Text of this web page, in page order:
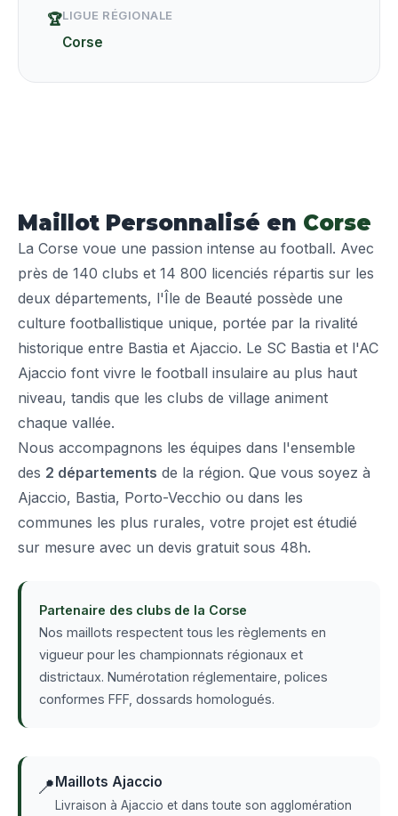
🏆LIGUE RÉGIONALE
Corse
Maillot Personnalisé en Corse
La Corse voue une passion intense au football. Avec
près de 140 clubs et 14 800 licenciés répartis sur les
deux départements, l'Île de Beauté possède une
culture footballistique unique, portée par la rivalité
historique entre Bastia et Ajaccio. Le SC Bastia et l'AC
Ajaccio font vivre le football insulaire au plus haut
niveau, tandis que les clubs de village animent
chaque vallée.
Nous accompagnons les équipes dans l'ensemble
des 2 départements de la région. Que vous soyez à
Ajaccio, Bastia, Porto-Vecchio ou dans les
communes les plus rurales, votre projet est étudié
sur mesure avec un devis gratuit sous 48h.
Partenaire des clubs de la Corse
Nos maillots respectent tous les règlements en
vigueur pour les championnats régionaux et
districtaux. Numérotation réglementaire, polices
conformes FFF, dossards homologués.
📍Maillots Ajaccio
Livraison à Ajaccio et dans toute son agglomération